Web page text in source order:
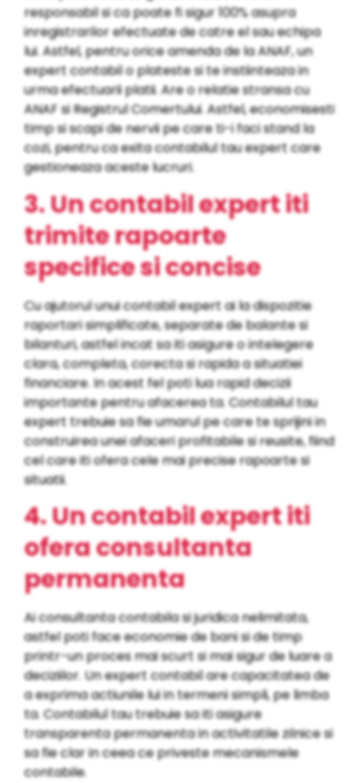
responsabil si ca poate fi sigur 100% asupra
inregistrarilor efectuate de catre el sau echipa
lui. Astfel, pentru orice amenda de la ANAF, un
expert contabil o plateste si te instiinteaza in
urma efectuarii platii. Are o relatie stransa cu
ANAF si Registrul Comertului. Astfel, economisesti
timp si scapi de nervii pe care ti-i faci stand la
cozi, pentru ca exita contabilul tau expert care
gestioneaza aceste lucruri.
3. Un contabil expert iti
trimite rapoarte
specifice si concise
Cu ajutorul unui contabil expert ai la dispozitie
raportari simplificate, separate de balante si
bilanturi, astfel incat sa iti asigure o intelegere
clara, completa, corecta si rapida a situatiei
financiare. In acest fel poti lua rapid decizii
importante pentru afacerea ta. Contabilul tau
expert trebuie sa fie umarul pe care te sprijini in
construirea unei afaceri profitabile si reusite, fiind
cel care iti ofera cele mai precise rapoarte si
situatii.
4. Un contabil expert iti
ofera consultanta
permanenta
Ai consultanta contabila si juridica nelimitata,
astfel poti face economie de bani si de timp
printr-un proces mai scurt si mai sigur de luare a
deciziilor. Un expert contabil are capacitatea de
a exprima actiunile lui in termeni simpli, pe limba
ta. Contabilul tau trebuie sa iti asigure
transparenta permanenta in activitatile zilnice si
sa fie clar in ceea ce priveste mecanismele
contabile.